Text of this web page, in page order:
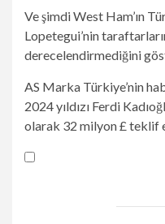
Ve şimdi West Ham’ın
Lopetegui’nin
derecelendirmediğini
AS Marka Türkiye’nin
2024 yıldızı Ferdi
olarak 32 milyon £ teklif